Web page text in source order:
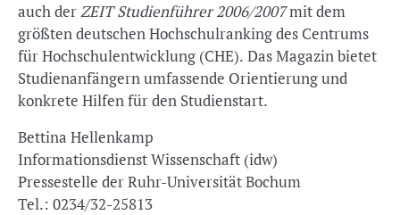
auch derZEIT Studienführer 2006/2007mit dem
größten deutschen Hochschulranking des Centrums
für Hochschulentwicklung (CHE). Das Magazin bietet
Studienanfängern umfassende Orientierung und
konkrete Hilfen für den Studienstart.
Bettina Hellenkamp
Informationsdienst Wissenschaft (idw)
Pressestelle der Ruhr-Universität Bochum
Tel.: 0234/32-25813